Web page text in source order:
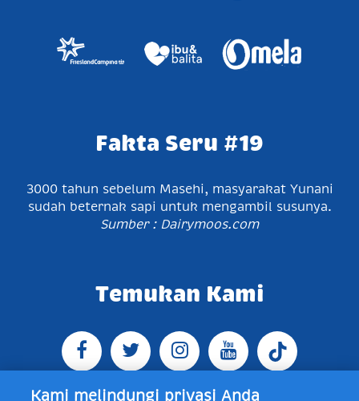
Fakta Seru #19
3000 tahun sebelum Masehi, masyarakat Yunani
sudah beternak sapi untuk mengambil susunya.
Sumber : Dairymoos.com
Temukan Kami
Kami melindungi privasi Anda